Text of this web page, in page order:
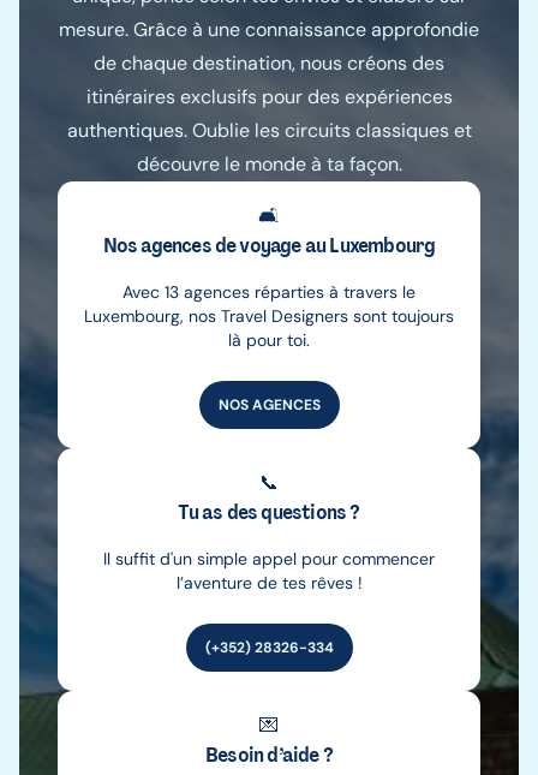
mesure. Grâce à une connaissance approfondie
de chaque destination, nous créons des
itinéraires exclusifs pour des expériences
authentiques. Oublie les circuits classiques et
découvre le monde à ta façon.
🛋️
Nos agences de voyage au Luxembourg
Avec 13 agences réparties à travers le
Luxembourg, nos Travel Designers sont toujours
là pour toi.
NOS AGENCES
📞
Tu as des questions ?
Il suffit d'un simple appel pour commencer
l’aventure de tes rêves !
(+352) 28326-334
💌
Besoin d’aide ?